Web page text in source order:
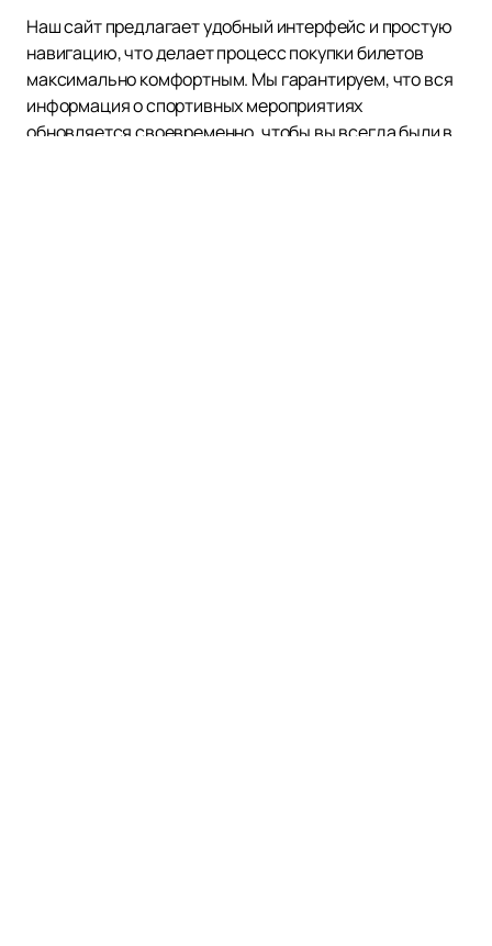
Наш сайт предлагает удобный интерфейс и простую
навигацию, что делает процесс покупки билетов
максимально комфортным. Мы гарантируем, что вся
информация о спортивных мероприятиях
обновляется своевременно, чтобы вы всегда были в